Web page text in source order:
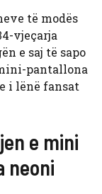
të modës
vjeçarja
e saj të sapo
pantallona
i lënë fansat
e mini
neoni